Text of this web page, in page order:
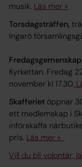
musik. Läs mer »
Torsdagsträffen,
Ingarö
Kyrkettan. Fredag
november kl 17.30.
Skafferiet öppnar
ett medlemskap i
införskaffa
pris. Läs mer »
Vill du bli volontär,